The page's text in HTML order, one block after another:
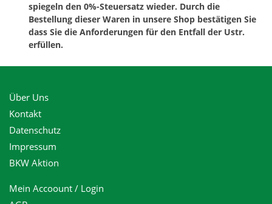
spiegeln den 0%-Steuersatz wieder. Durch die
Bestellung dieser Waren in unsere Shop bestätigen Sie
dass Sie die Anforderungen für den Entfall der Ustr.
erfüllen.
Über Uns
Kontakt
Datenschutz
Impressum
BKW Aktion
Mein Accoount / Login